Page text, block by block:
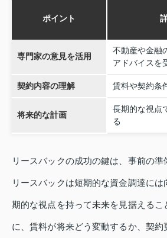
ポイント
専門家の意見を活用
不動産や金融
アドバイスを
契約内容の理解 賃料や契約条
将来的な計画
長期的な視点
る
リースバックの成功の鍵は、事前の準
リースバックは短期的な資金調達に
期的な視点を持って未来を見据える
に、賃料が将来どう変動するか、契約